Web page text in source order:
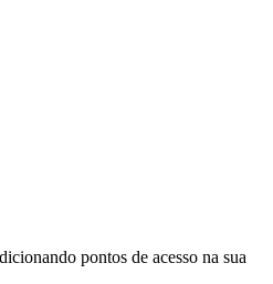
pontos de acesso na sua